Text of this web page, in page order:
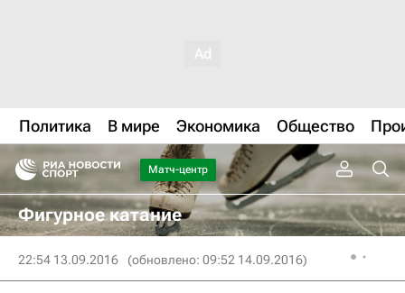
Политика В мире Экономика Общество
Матч-центр
Фигурное катание
22:54 13.09.2016 (обновлено: 09:52 14.09.2016)